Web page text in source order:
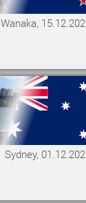
Wanaka,
Sydney,